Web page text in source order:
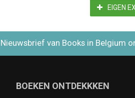
EIGEN
Nieuwsbrief van Books in Belgium
BOEKEN ONTDEKKKEN